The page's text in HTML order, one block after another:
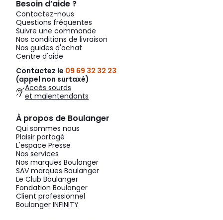
Besoin d’aide ?
Contactez-nous
Questions fréquentes
Suivre une commande
Nos conditions de livraison
Nos guides d'achat
Centre d'aide
Contactez le 09 69 32 32 23
(appel non surtaxé)
Accès sourds
et malentendants
À propos de Boulanger
Qui sommes nous
Plaisir partagé
L'espace Presse
Nos services
Nos marques Boulanger
SAV marques Boulanger
Le Club Boulanger
Fondation Boulanger
Client professionnel
Boulanger INFINITY